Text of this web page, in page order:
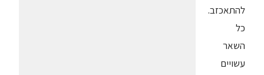
להתאכזב.
כל
השאר
עשויים